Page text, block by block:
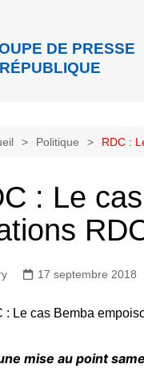
DE PRESSE
Politique RDC :
: Le
17 septembre 2018
mise au point